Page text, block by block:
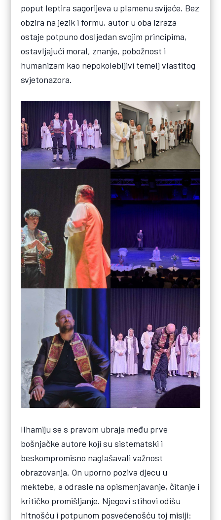
poput leptira sagorijeva u plamenu svijeće. Bez
obzira na jezik i formu, autor u oba izraza
ostaje potpuno dosljedan svojim principima,
ostavljajući moral, znanje, pobožnost i
humanizam kao nepokolebljivi temelj vlastitog
svjetonazora.
Ilhamiju se s pravom ubraja među prve
bošnjačke autore koji su sistematski i
beskompromisno naglašavali važnost
obrazovanja. On uporno poziva djecu u
mektebe, a odrasle na opismenjavanje, čitanje i
kritičko promišljanje. Njegovi stihovi odišu
hitnošću i potpunom posvećenošću toj misiji: